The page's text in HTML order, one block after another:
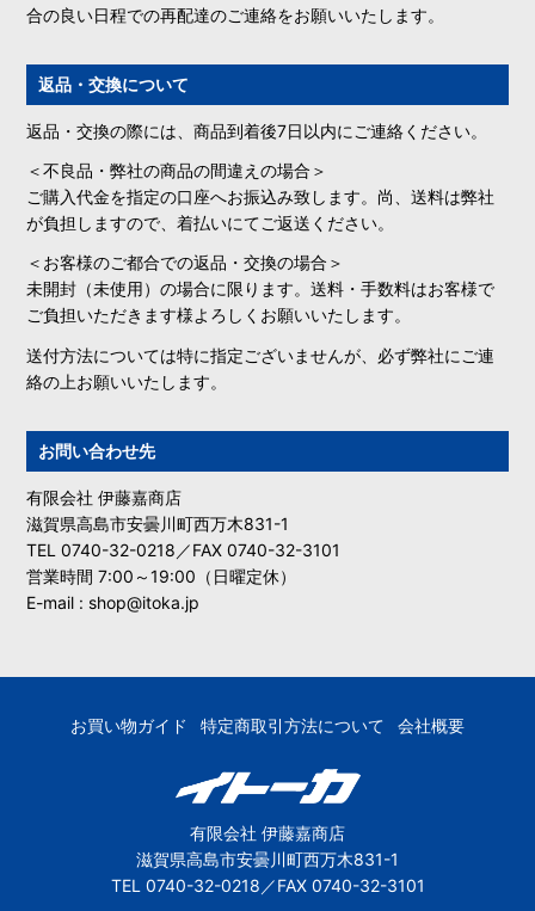
合の良い日程での再配達のご連絡をお願いいたします。
返品・交換について
返品・交換の際には、商品到着後7日以内にご連絡ください。
＜不良品・弊社の商品の間違えの場合＞
ご購入代金を指定の口座へお振込み致します。尚、送料は弊社
が負担しますので、着払いにてご返送ください。
＜お客様のご都合での返品・交換の場合＞
未開封（未使用）の場合に限ります。送料・手数料はお客様で
ご負担いただきます様よろしくお願いいたします。
送付方法については特に指定ございませんが、必ず弊社にご連
絡の上お願いいたします。
お問い合わせ先
有限会社 伊藤嘉商店
滋賀県高島市安曇川町西万木831-1
TEL 0740-32-0218／FAX 0740-32-3101
営業時間 7:00～19:00（日曜定休）
E-mail : shop@itoka.jp
お買い物ガイド 特定商取引方法について 会社概要
有限会社 伊藤嘉商店
滋賀県高島市安曇川町西万木831-1
TEL 0740-32-0218／FAX 0740-32-3101